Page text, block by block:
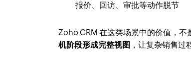
报价、回访、审批等动作脱节
Zoho CRM 在这类场景中的价值，不
机阶段形成完整视图 ，让复杂销售过